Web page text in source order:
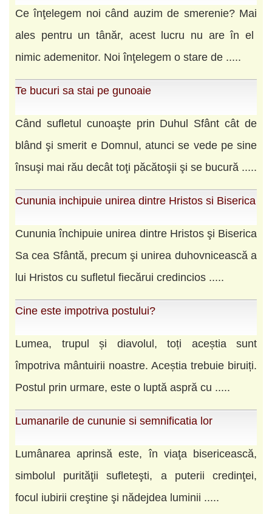
Ce înţelegem noi când auzim de smerenie? Mai
ales pentru un tânăr, acest lucru nu are în el
nimic ademenitor. Noi înţelegem o stare de .....
Te bucuri sa stai pe gunoaie
Când sufletul cunoaşte prin Duhul Sfânt cât de
blând şi smerit e Domnul, atunci se vede pe sine
însuşi mai rău decât toţi păcătoşii şi se bucură .....
Cununia inchipuie unirea dintre Hristos si Biserica
Cununia închipuie unirea dintre Hristos şi Biserica
Sa cea Sfântă, precum şi unirea duhovnicească a
lui Hristos cu sufletul fiecărui credincios .....
Cine este impotriva postului?
Lumea, trupul și diavolul, toți aceștia sunt
împotriva mântuirii noastre. Aceștia trebuie biruiți.
Postul prin urmare, este o luptă aspră cu .....
Lumanarile de cununie si semnificatia lor
Lumânarea aprinsă este, în viaţa bisericească,
simbolul purităţii sufleteşti, a puterii credinţei,
focul iubirii creştine şi nădejdea luminii .....